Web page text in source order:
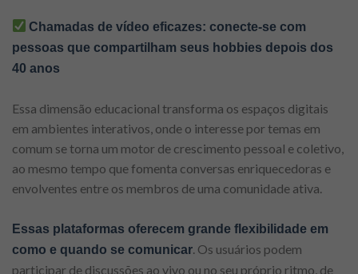
Chamadas de vídeo eficazes: conecte-se com
pessoas que compartilham seus hobbies depois dos
40 anos
Essa dimensão educacional transforma os espaços digitais
em ambientes interativos, onde o interesse por temas em
comum se torna um motor de crescimento pessoal e coletivo,
ao mesmo tempo que fomenta conversas enriquecedoras e
envolventes entre os membros de uma comunidade ativa.
Essas plataformas oferecem grande flexibilidade em
como e quando se comunicar . Os usuários podem
participar de discussões ao vivo ou no seu próprio ritmo, de